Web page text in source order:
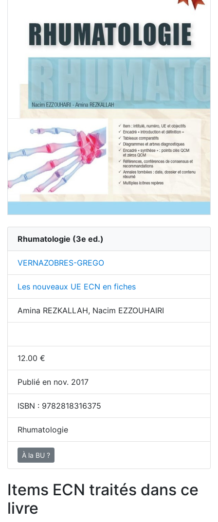
Rhumatologie (3e ed.)
VERNAZOBRES-GREGO
Les nouveaux UE ECN en fiches
Amina REZKALLAH, Nacim EZZOUHAIRI
12.00 €
Publié en nov. 2017
ISBN : 9782818316375
Rhumatologie
À la BU ?
Items ECN traités dans ce
livre